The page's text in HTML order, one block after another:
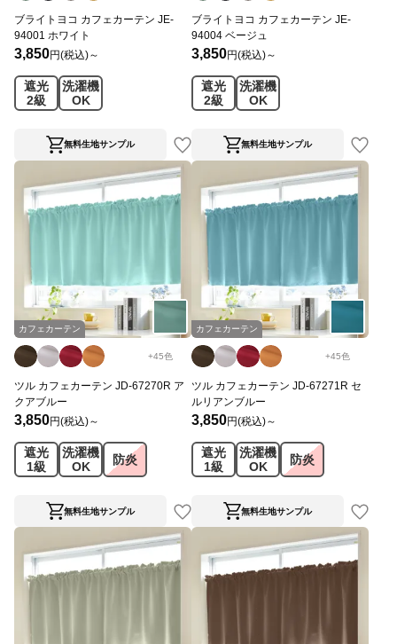
ブライトヨコ カフェカーテン JE-
94001 ホワイト
3,850円(税込)～
遮光
2級
洗濯機
OK
無料生地サンプル
ブライトヨコ カフェカーテン JE-
94004 ベージュ
3,850円(税込)～
遮光
2級
洗濯機
OK
無料生地サンプル
カフェカーテン
+45色
ツル カフェカーテン JD-67270R ア
クアブルー
3,850円(税込)～
遮光
1級
洗濯機
OK
防炎
無料生地サンプル
カフェカーテン
+45色
ツル カフェカーテン JD-67271R セ
ルリアンブルー
3,850円(税込)～
遮光
1級
洗濯機
OK
防炎
無料生地サンプル